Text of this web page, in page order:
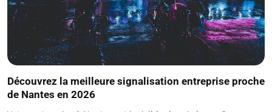
Découvrez la meilleure signalisation entreprise proche
de Nantes en 2026